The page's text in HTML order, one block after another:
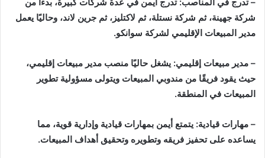
و
ن
ي
شركة جهينة، ثم شركة نستلة، ثم لاكتليز، ثم جرين لاند، وحاليًا يعمل
مدير المبيعات الإقليمي لشركة سوانكو.
– مدير مبيعات إقليمي: يشغل حاليًا منصب مدير مبيعات إقليمي،
حيث يقود فريقًا من مندوبي المبيعات ويتولى مسؤولية تطوير
المبيعات في المنطقة.
– مهارات قيادية: يتمتع أيمن بمهارات قيادية وإدارية قوية، مما
يساعده على تحفيز فريقه وتطويره وتحقيق أهداف المبيعات.